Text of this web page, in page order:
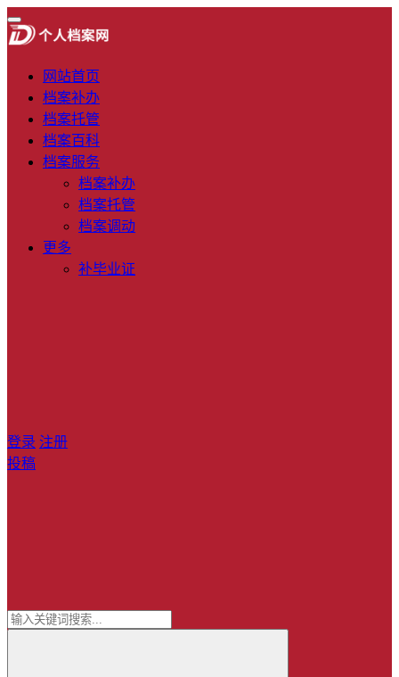
网站首页
档案补办
档案托管
档案百科
档案服务
档案补办
档案托管
档案调动
更多
补毕业证
登录 注册
投稿